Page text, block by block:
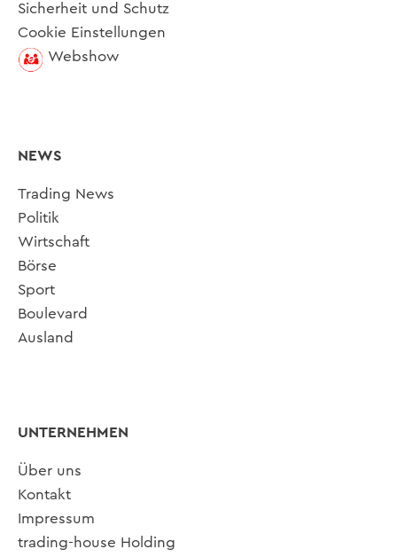
Sicherheit und Schutz
Cookie Einstellungen
Webshow
NEWS
Trading News
Politik
Wirtschaft
Börse
Sport
Boulevard
Ausland
UNTERNEHMEN
Über uns
Kontakt
Impressum
trading-house Holding